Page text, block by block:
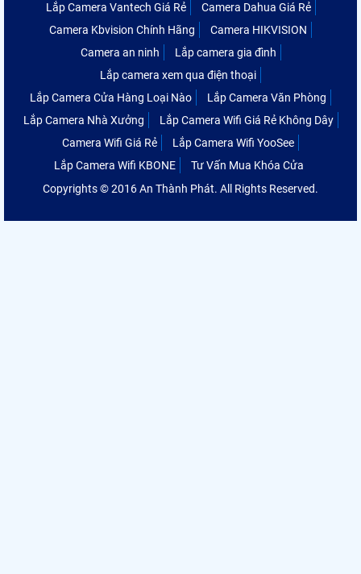
Lắp Camera Vantech Giá Rẻ
Camera Dahua Giá Rẻ
Camera Kbvision Chính Hãng
Camera HIKVISION
Camera an ninh
Lắp camera gia đình
Lắp camera xem qua điện thoại
Lắp Camera Cửa Hàng Loại Nào
Lắp Camera Văn Phòng
Lắp Camera Nhà Xưởng
Lắp Camera Wifi Giá Rẻ Không Dây
Camera Wifi Giá Rẻ
Lắp Camera Wifi YooSee
Lắp Camera Wifi KBONE
Tư Vấn Mua Khóa Cửa
Copyrights © 2016 An Thành Phát. All Rights Reserved.